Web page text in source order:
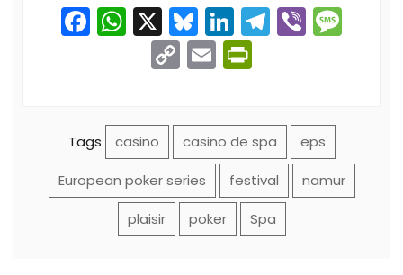
Facebook
WhatsApp
X Bluesky
LinkedIn
Telegram
Viber
Copy
Link
Email
Tags casino casino de spa eps
European poker series festival namur
plaisir poker Spa